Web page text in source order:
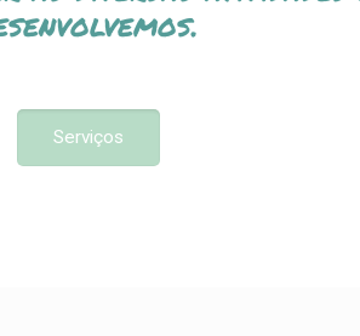
Serviços